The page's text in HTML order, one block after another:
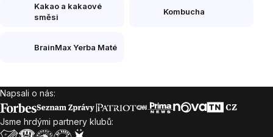
Kakao a kakaové
směsi
Kombucha
BrainMax Yerba Maté
Zápatí
Napsali o nás:
Jsme hrdými partnery klubů: